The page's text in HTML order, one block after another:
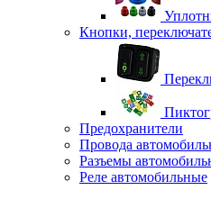
Кнопки,
Предохранители
Провода
Разъемы
Реле автомобильные